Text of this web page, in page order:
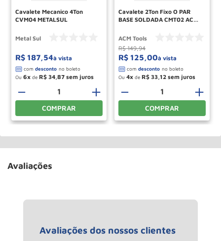
Cavalete Mecanico 4Ton
CVM04 METALSUL
Metal Sul
R$ 187 54à vista
Ou 6 de R$ 34 87
＋
－
COMPRAR
Cavalete 2Ton Fixo O PAR
BASE SOLDADA CMT02 ACM
ACM Tools
R$ 149,94
R$ 125 00à vista
Ou 4 de R$ 33 12
＋
－
COMPRAR
Avaliações
Avaliações dos nossos clientes